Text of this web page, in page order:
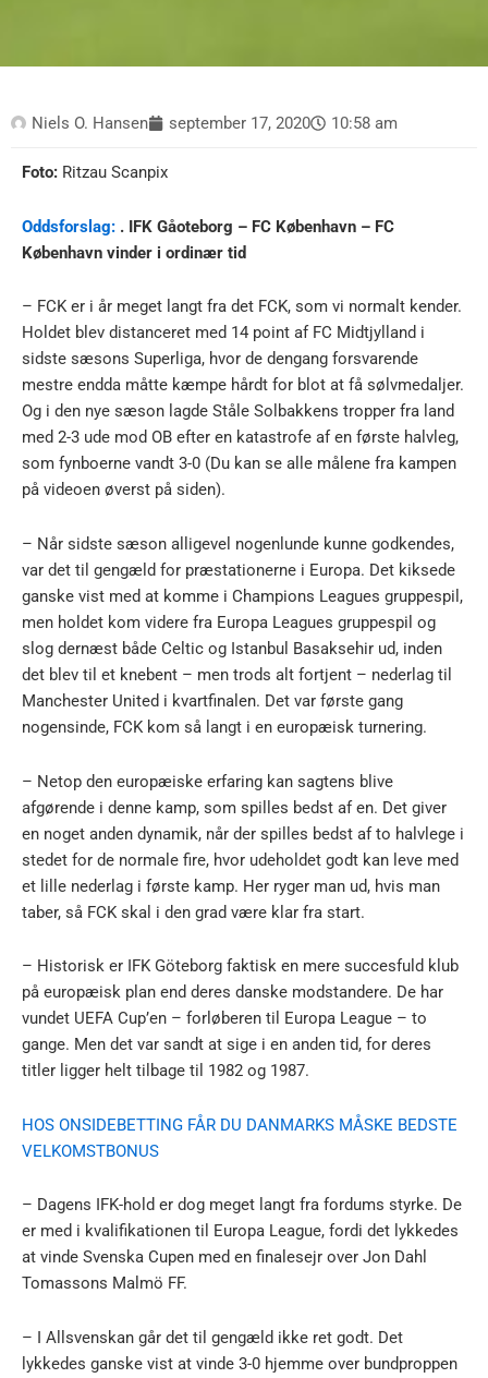
Niels O. Hansen september 17, 2020 10:58 am
Foto: Ritzau Scanpix
Oddsforslag: . IFK Gåoteborg – FC København – FC
København vinder i ordinær tid
– FCK er i år meget langt fra det FCK, som vi normalt kender.
Holdet blev distanceret med 14 point af FC Midtjylland i
sidste sæsons Superliga, hvor de dengang forsvarende
mestre endda måtte kæmpe hårdt for blot at få sølvmedaljer.
Og i den nye sæson lagde Ståle Solbakkens tropper fra land
med 2-3 ude mod OB efter en katastrofe af en første halvleg,
som fynboerne vandt 3-0 (Du kan se alle målene fra kampen
på videoen øverst på siden).
– Når sidste sæson alligevel nogenlunde kunne godkendes,
var det til gengæld for præstationerne i Europa. Det kiksede
ganske vist med at komme i Champions Leagues gruppespil,
men holdet kom videre fra Europa Leagues gruppespil og
slog dernæst både Celtic og Istanbul Basaksehir ud, inden
det blev til et knebent – men trods alt fortjent – nederlag til
Manchester United i kvartfinalen. Det var første gang
nogensinde, FCK kom så langt i en europæisk turnering.
– Netop den europæiske erfaring kan sagtens blive
afgørende i denne kamp, som spilles bedst af en. Det giver
en noget anden dynamik, når der spilles bedst af to halvlege i
stedet for de normale fire, hvor udeholdet godt kan leve med
et lille nederlag i første kamp. Her ryger man ud, hvis man
taber, så FCK skal i den grad være klar fra start.
– Historisk er IFK Göteborg faktisk en mere succesfuld klub
på europæisk plan end deres danske modstandere. De har
vundet UEFA Cup’en – forløberen til Europa League – to
gange. Men det var sandt at sige i en anden tid, for deres
titler ligger helt tilbage til 1982 og 1987.
HOS ONSIDEBETTING FÅR DU DANMARKS MÅSKE BEDSTE
VELKOMSTBONUS
– Dagens IFK-hold er dog meget langt fra fordums styrke. De
er med i kvalifikationen til Europa League, fordi det lykkedes
at vinde Svenska Cupen med en finalesejr over Jon Dahl
Tomassons Malmö FF.
– I Allsvenskan går det til gengæld ikke ret godt. Det
lykkedes ganske vist at vinde 3-0 hjemme over bundproppen